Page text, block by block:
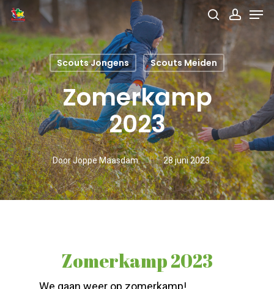
Skip
to
main
content
search
Scouts Jongens Scouts Meiden
Zomerkamp
2023
DoorJoppe Maasdam 28 juni 2023
Zomerkamp 2023
We gaan weer op zomerkamp!